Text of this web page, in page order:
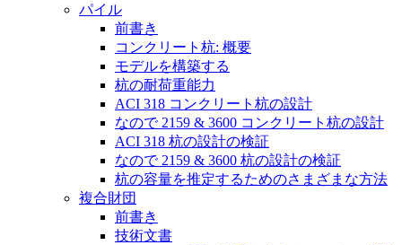
パイル
前書き
コンクリート杭: 概要
モデルを構築する
杭の耐荷重能力
ACI 318 コンクリート杭の設計
なので 2159 & 3600 コンクリート杭の設計
ACI 318 杭の設計の検証
なので 2159 & 3600 杭の設計の検証
杭の容量を推定するためのさまざまな方法
複合財団
前書き
技術文書